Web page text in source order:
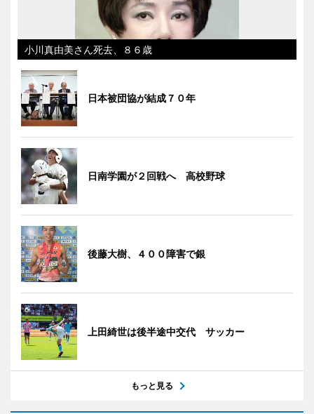
小川真由美さん死去、８６歳
日本被団協が結成７０年
日南学園が２回戦へ 高校野球
後藤大樹、４００障害で銀
上田綺世は後半途中交代 サッカー
もっと見る